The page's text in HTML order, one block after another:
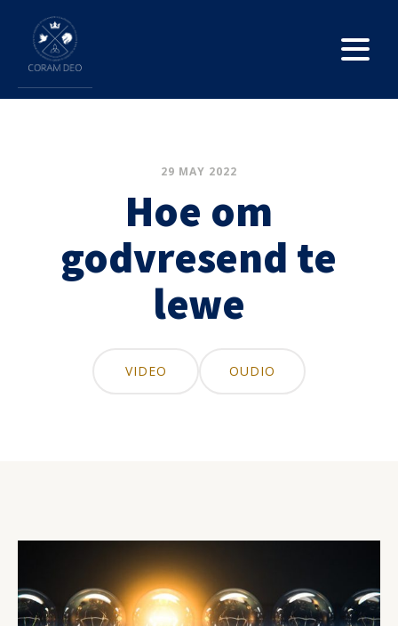
29 MAY 2022
Hoe om
godvresend te
lewe
VIDEO OUDIO